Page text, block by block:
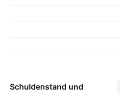
Schuldenstand und